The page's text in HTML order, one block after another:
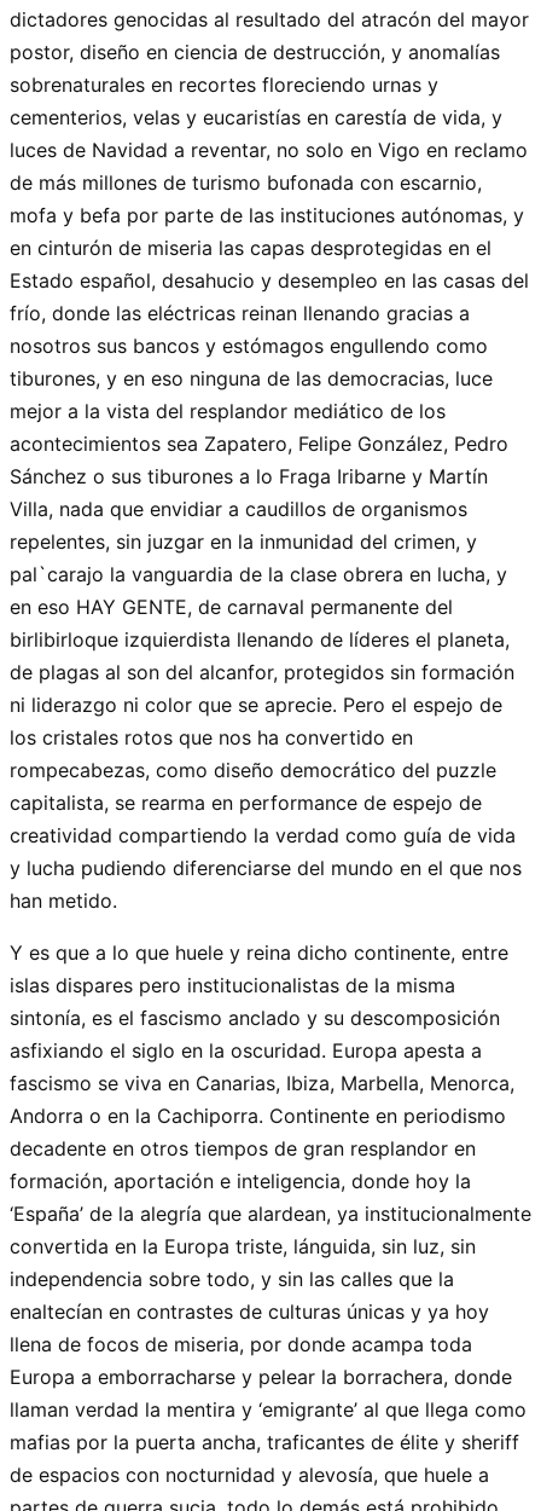
dictadores genocidas al resultado del atracón del mayor
postor, diseño en ciencia de destrucción, y anomalías
sobrenaturales en recortes floreciendo urnas y
cementerios, velas y eucaristías en carestía de vida, y
luces de Navidad a reventar, no solo en Vigo en reclamo
de más millones de turismo bufonada con escarnio,
mofa y befa por parte de las instituciones autónomas, y
en cinturón de miseria las capas desprotegidas en el
Estado español, desahucio y desempleo en las casas del
frío, donde las eléctricas reinan llenando gracias a
nosotros sus bancos y estómagos engullendo como
tiburones, y en eso ninguna de las democracias, luce
mejor a la vista del resplandor mediático de los
acontecimientos sea Zapatero, Felipe González, Pedro
Sánchez o sus tiburones a lo Fraga Iribarne y Martín
Villa, nada que envidiar a caudillos de organismos
repelentes, sin juzgar en la inmunidad del crimen, y
pal`carajo la vanguardia de la clase obrera en lucha, y
en eso HAY GENTE, de carnaval permanente del
birlibirloque izquierdista llenando de líderes el planeta,
de plagas al son del alcanfor, protegidos sin formación
ni liderazgo ni color que se aprecie. Pero el espejo de
los cristales rotos que nos ha convertido en
rompecabezas, como diseño democrático del puzzle
capitalista, se rearma en performance de espejo de
creatividad compartiendo la verdad como guía de vida
y lucha pudiendo diferenciarse del mundo en el que nos
han metido.
Y es que a lo que huele y reina dicho continente, entre
islas dispares pero institucionalistas de la misma
sintonía, es el fascismo anclado y su descomposición
asfixiando el siglo en la oscuridad. Europa apesta a
fascismo se viva en Canarias, Ibiza, Marbella, Menorca,
Andorra o en la Cachiporra. Continente en periodismo
decadente en otros tiempos de gran resplandor en
formación, aportación e inteligencia, donde hoy la
‘España’ de la alegría que alardean, ya institucionalmente
convertida en la Europa triste, lánguida, sin luz, sin
independencia sobre todo, y sin las calles que la
enaltecían en contrastes de culturas únicas y ya hoy
llena de focos de miseria, por donde acampa toda
Europa a emborracharse y pelear la borrachera, donde
llaman verdad la mentira y ‘emigrante’ al que llega como
mafias por la puerta ancha, traficantes de élite y sheriff
de espacios con nocturnidad y alevosía, que huele a